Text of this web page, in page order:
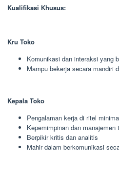
Kualifikasi Khusus:
Kru Toko
Komunikasi dan interaksi yang
Mampu bekerja secara mandiri
Kepala Toko
Pengalaman kerja di ritel
Kepemimpinan dan manajemen
Berpikir kritis dan analitis
Mahir dalam berkomunikasi